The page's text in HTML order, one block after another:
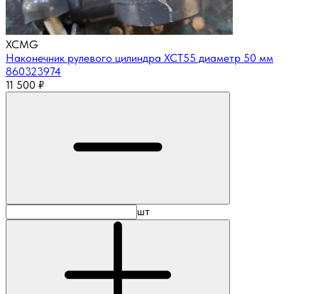
XCMG
Наконечник рулевого цилиндра XCT55 диаметр 50 мм
860323974
11 500 ₽
шт